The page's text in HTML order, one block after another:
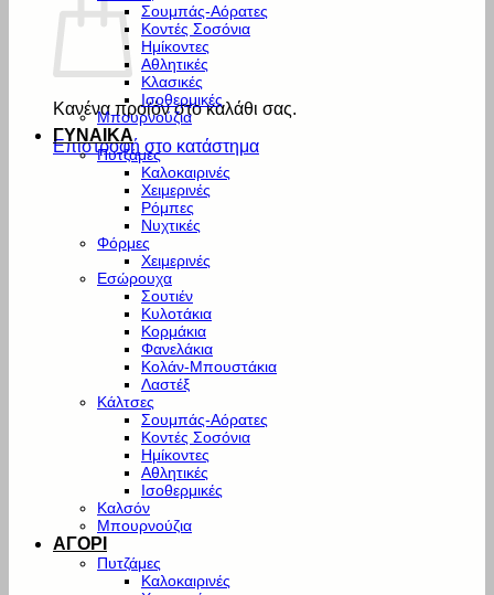
Κανένα προϊόν στο καλάθι σας.
Επιστροφή στο κατάστημα
Σουμπάς-Αόρατες
Κοντές Σοσόνια
Ημίκοντες
Αθλητικές
Κλασικές
Ισοθερμικές
Μπουρνούζια
ΓΥΝΑΙΚΑ
Πυτζάμες
Καλοκαιρινές
Χειμερινές
Ρόμπες
Νυχτικές
Φόρμες
Χειμερινές
Εσώρουχα
Σουτιέν
Κυλοτάκια
Κορμάκια
Φανελάκια
Κολάν-Μπουστάκια
Λαστέξ
Κάλτσες
Σουμπάς-Αόρατες
Κοντές Σοσόνια
Ημίκοντες
Αθλητικές
Ισοθερμικές
Καλσόν
Μπουρνούζια
ΑΓΟΡΙ
Πυτζάμες
Καλοκαιρινές